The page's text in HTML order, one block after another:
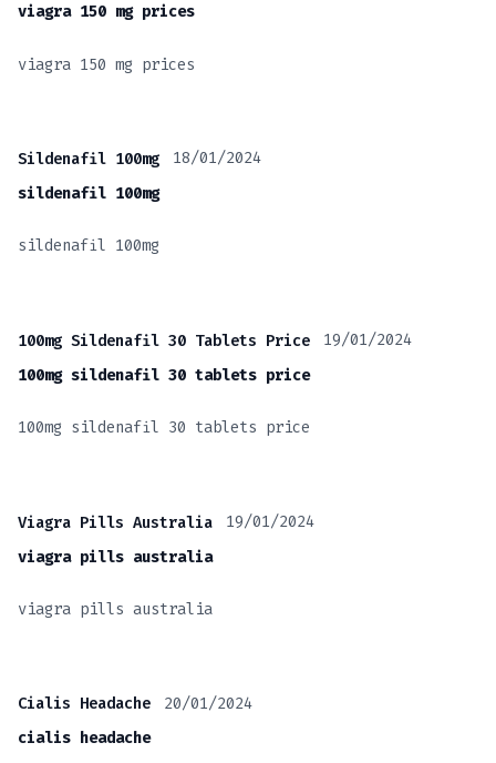
viagra 150 mg prices
viagra 150 mg prices
Sildenafil 100mg
18/01/2024
sildenafil 100mg
sildenafil 100mg
100mg Sildenafil 30 Tablets Price
19/01/2024
100mg sildenafil 30 tablets price
100mg sildenafil 30 tablets price
Viagra Pills Australia
19/01/2024
viagra pills australia
viagra pills australia
Cialis Headache
20/01/2024
cialis headache